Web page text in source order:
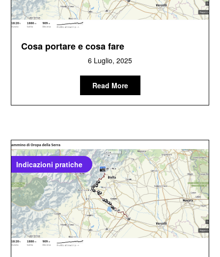
Cosa portare e cosa fare
6 Luglio, 2025
Read More
Indicazioni pratiche